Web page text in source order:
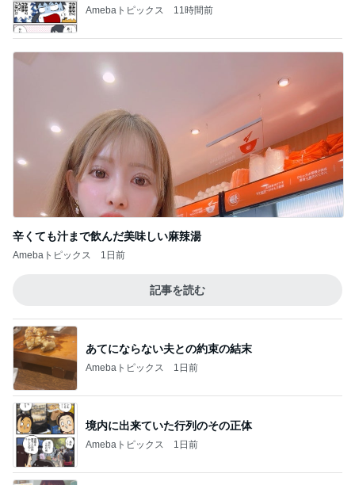
Amebaトピックス 11時間前
辛くても汁まで飲んだ美味しい麻辣湯
Amebaトピックス 1日前
記事を読む
あてにならない夫との約束の結末
Amebaトピックス 1日前
境内に出来ていた行列のその正体
Amebaトピックス 1日前